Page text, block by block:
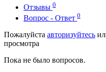
Отзывы 0
Вопрос - Ответ 0
Пожалуйста авторизуйтесь
просмотра
Пока не было вопросов.